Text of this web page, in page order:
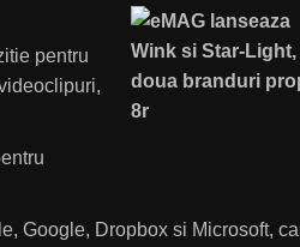
pentru
Google, Dropbox si Microsoft,